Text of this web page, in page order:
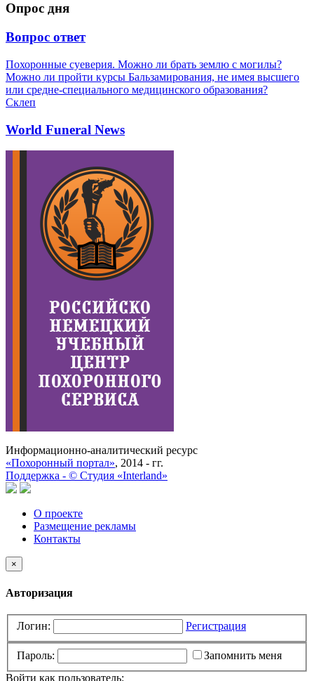
Опрос дня
Вопрос ответ
Похоронные суеверия. Можно ли брать землю с могилы?
Можно ли пройти курсы Бальзамирования, не имея высшего
или средне-специального медицинского образования?
Склеп
World Funeral News
Информационно-аналитический ресурс
«Похоронный портал», 2014 - гг.
Поддержка - © Cтудия «Interland»
О проекте
Размещение рекламы
Контакты
×
Авторизация
Логин: Регистрация
Пароль:
Запомнить меня
Войти как пользователь: